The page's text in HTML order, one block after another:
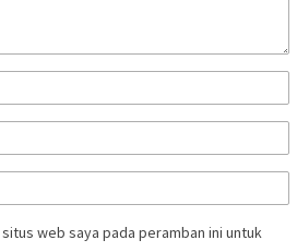
web saya pada peramban ini untuk